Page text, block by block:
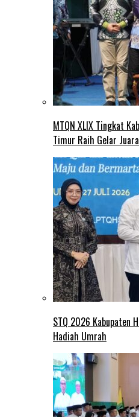
MTQN XLIX Tingkat
Timur Raih Gelar
STQ 2026 Kabupaten
Hadiah Umrah